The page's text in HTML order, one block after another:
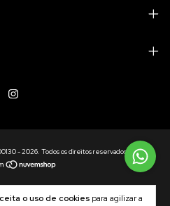
o uso de cookies para agilizar a
- 2026. Todos os direitos reservados.